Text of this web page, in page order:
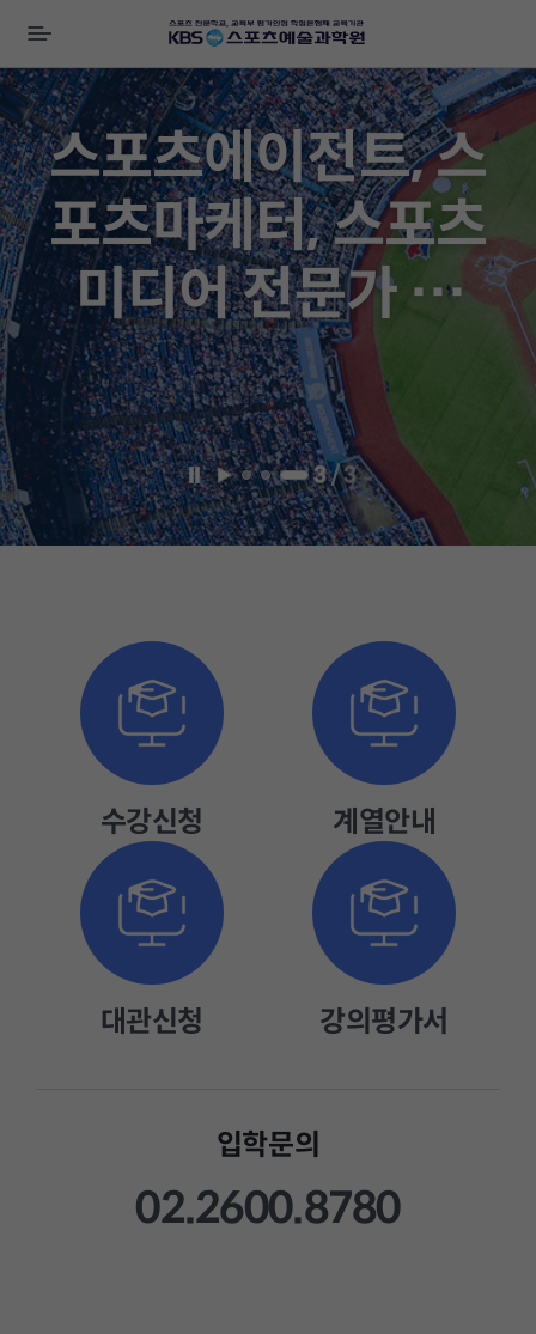
전
체
메
뉴
비
니
스
배
너
스포츠에이전트, 스
포츠마케터, 스포츠
미디어 전문가 양
성!!
일
시
정
재
생
3/3
수강신청 계열안내
대관신청 강의평가서
입학문의
02.2600.8780